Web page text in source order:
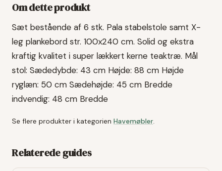
Om dette produkt
Sæt bestående af 6 stk. Pala stabelstole samt X-
leg plankebord str. 100x240 cm. Solid og ekstra
kraftig kvalitet i super lækkert kerne teaktræ. Mål
stol: Sædedybde: 43 cm Højde: 88 cm Højde
ryglæn: 50 cm Sædehøjde: 45 cm Bredde
indvendig: 48 cm Bredde
Se flere produkter i kategorien Havemøbler.
Relaterede guides